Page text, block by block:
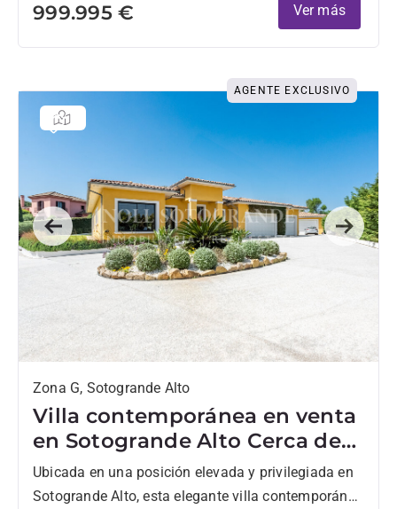
999.995 € Ver más
Previous Next
AGENTE EXCLUSIVO
Zona G, Sotogrande Alto
Villa contemporánea en venta
en Sotogrande Alto Cerca de
SIS
Ubicada en una posición elevada y privilegiada en
Sotogrande Alto, esta elegante villa contemporánea